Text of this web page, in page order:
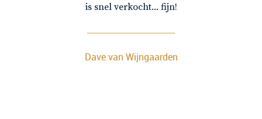
is snel verkocht... fijn!
Dave van Wijngaarden